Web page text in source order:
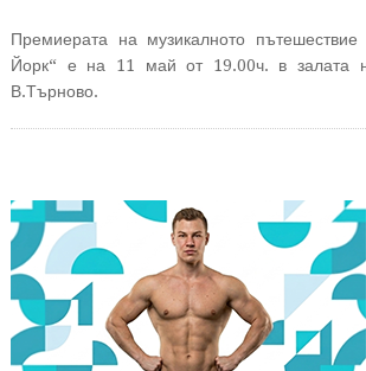
Премиерата на музикалното
Йорк“ е на 11 май от 19.00ч. в залата
В.Търново.